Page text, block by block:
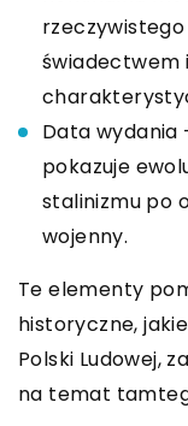
świadectwem
Data wydania
pokazuje
stalinizmu po
wojenny.
Te elementy
historyczne,
Polski Ludowej,
na temat